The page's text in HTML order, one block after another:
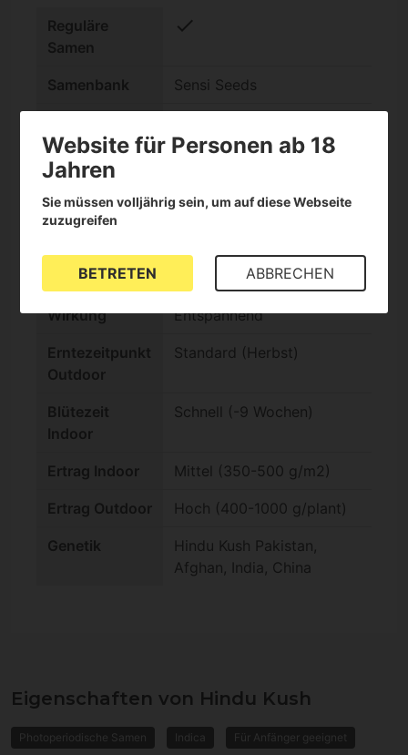
Reguläre
Samen
check
Samenbank Sensi Seeds
Indica/Sativa
Genotyp
Indica +90%
Geschmack
Für Anfänger
geeignet
check
Wirkung Entspannend
Erntezeitpunkt
Outdoor
Standard (Herbst)
Blütezeit
Indoor
Schnell (-9 Wochen)
Ertrag Indoor Mittel (350-500 g/m2)
Ertrag Outdoor Hoch (400-1000 g/plant)
Genetik
Hindu Kush Pakistan,
Afghan, India, China
Eigenschaften von Hindu Kush
Photoperiodische Samen Indica Für Anfänger geeignet
Website für Personen ab 18
Jahren
Sie müssen volljährig sein, um auf diese Webseite
zuzugreifen
BETRETEN ABBRECHEN